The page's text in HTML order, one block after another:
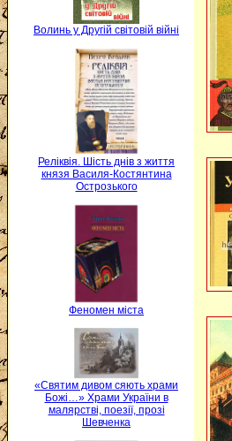
Волинь у Другій світовій війні
Реліквія. Шість днів з життя
князя Василя-Костянтина
Острозького
Феномен міста
«Святим дивом сяють храми
Божі…» Храми України в
малярстві, поезії, прозі
Шевченка